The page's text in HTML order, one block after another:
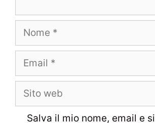
Nome
Email
Sito
Salva il mio nome, email e